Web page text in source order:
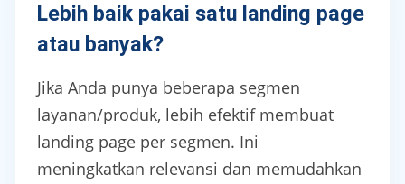
Lebih baik pakai satu landing page
atau banyak?
Jika Anda punya beberapa segmen
layanan/produk, lebih efektif membuat
landing page per segmen. Ini
meningkatkan relevansi dan memudahkan